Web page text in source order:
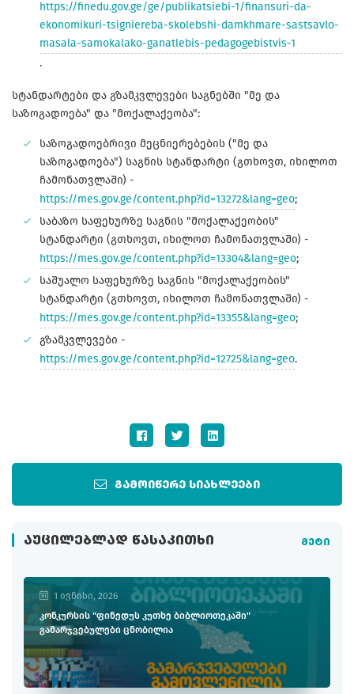
გამოიწერე სიახლეები
ᲐᲣᲪᲘᲚᲔᲑᲚᲐᲓ ᲬᲐᲡᲐᲙᲘᲗᲮᲘ მეტი
1 ივნისი, 2026
კონკურსის "ფინედუს კუთხე ბიბლიოთეკაში"
გამარჯვებულები ცნობილია
https://finedu.gov.ge/ge/publikatsiebi-1/finansuri-da-
ekonomikuri-tsigniereba-skolebshi-damkhmare-sastsavlo-
masala-samokalako-ganatlebis-pedagogebistvis-1
.
სტანდარტები და გზამკვლევები საგნებში "მე და
საზოგადოება" და "მოქალაქეობა":
საზოგადოებრივი მეცნიერებების ("მე და
საზოგადოება") საგნის სტანდარტი (გთხოვთ, იხილოთ
ჩამონათვლაში) -
https://mes.gov.ge/content.php?id=13272&lang=geo;
საბაზო საფეხურზე საგნის "მოქალაქეობის"
სტანდარტი (გთხოვთ, იხილოთ ჩამონათვლაში) -
https://mes.gov.ge/content.php?id=13304&lang=geo;
საშუალო საფეხურზე საგნის "მოქალაქეობის"
სტანდარტი (გთხოვთ, იხილოთ ჩამონათვლაში) -
https://mes.gov.ge/content.php?id=13355&lang=geo;
გზამკვლევები -
https://mes.gov.ge/content.php?id=12725&lang=geo.